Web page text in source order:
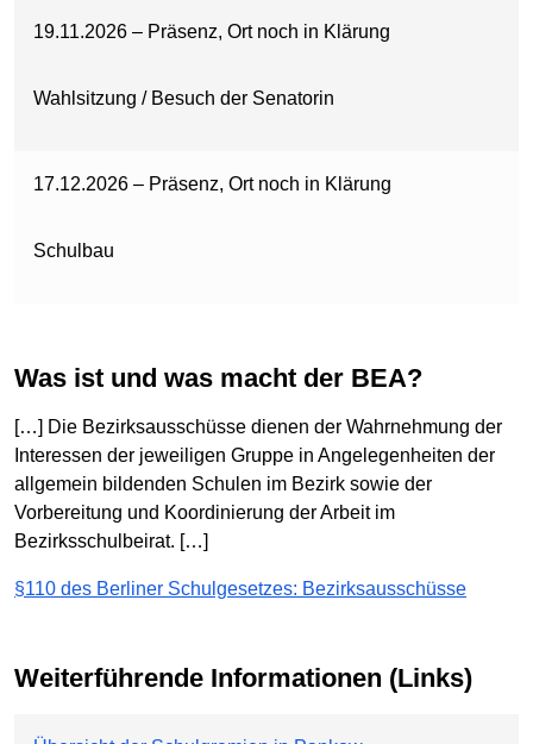
19.11.2026 – Präsenz, Ort noch in Klärung
Wahlsitzung / Besuch der Senatorin
17.12.2026 – Präsenz, Ort noch in Klärung
Schulbau
Was ist und was macht der BEA?
[…] Die Bezirksausschüsse dienen der Wahrnehmung der
Interessen der jeweiligen Gruppe in Angelegenheiten der
allgemein bildenden Schulen im Bezirk sowie der
Vorbereitung und Koordinierung der Arbeit im
Bezirksschulbeirat. […]
§110 des Berliner Schulgesetzes: Bezirksausschüsse
Weiterführende Informationen (Links)